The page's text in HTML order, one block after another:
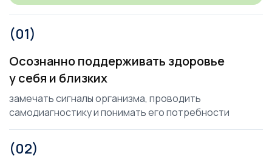
(01)
Осознанно поддерживать здоровье
у себя и близких
замечать сигналы организма, проводить
самодиагностику и понимать его потребности
(02)